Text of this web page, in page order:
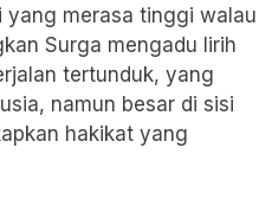
merasa tinggi walau
Surga mengadu lirih
tertunduk, yang
namun besar di sisi
hakikat yang